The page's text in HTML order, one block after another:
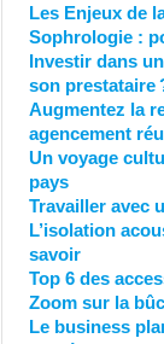
Les Enjeux de
Sophrologie :
Investir dans
son prestataire
Augmentez la
agencement
Un voyage
pays
Travailler avec
L’isolation
savoir
Top 6 des
Zoom sur la
Le business